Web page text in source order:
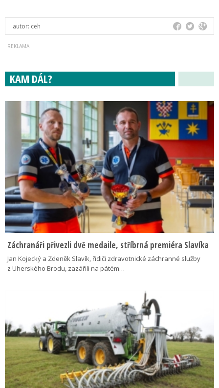
autor: ceh
KAM DÁL?
Záchranáři přivezli dvě medaile, stříbrná premiéra Slavíka
Jan Kojecký a Zdeněk Slavík, řidiči zdravotnické záchranné služby
z Uherského Brodu, zazářili na pátém…